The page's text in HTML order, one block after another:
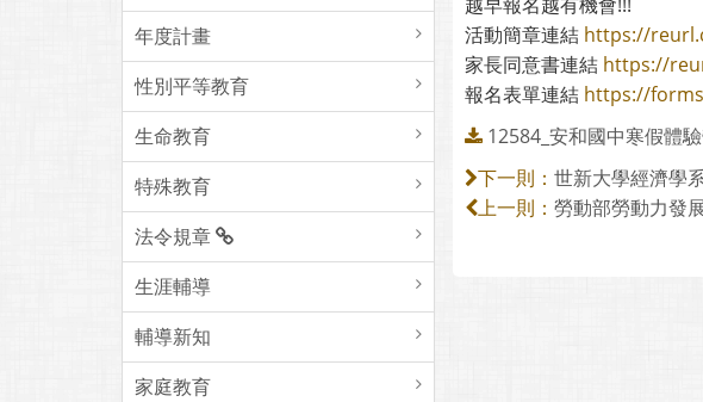
年度計畫
性別平等教育
生命教育
特殊教育
法令規章
生涯輔導
輔導新知
家庭教育
活動簡章連結 https://
家長同意書連結 https://
報名表單連結 https://
12584_安和國中寒假體
下一則： 世新大學經濟學
上一則： 勞動部勞動力發